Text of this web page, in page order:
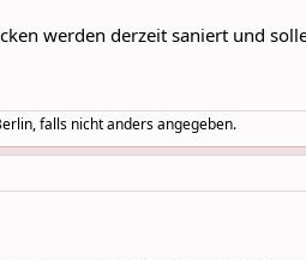
werden derzeit saniert und
falls nicht anders angegeben.